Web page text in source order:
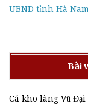
UBND tỉnh Hà
Bài
Cá kho làng Vũ